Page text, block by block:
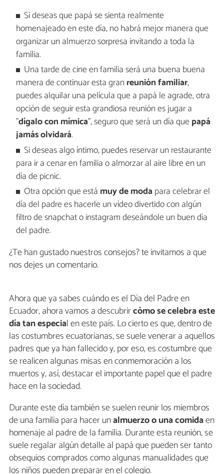
Si deseas que papá se sienta realmente
homenajeadoen este día, no habrá mejor manera que
organizar un almuerzo sorpresa invitando a toda la
familia.
Una tarde de cine en familia será una buena buena
manera de continuar esta gran reunión familiar,
puedes alquilar una película que a papá le agrade, otra
opción de seguir esta grandiosa reunión es jugar a
"dígalo con mímica", seguro que será un día que papá
jamás olvidará.
Si deseas algo íntimo, puedes reservar un restaurante
para ir a cenar en familia o almorzar al aire libre en un
día de picnic.
Otra opción que está muy de moda para celebrar el
día del padre es hacerle un vídeo divertido con algún
filtro de snapchat o instagram deseándole un buen día
del padre.
¿Te han gustado nuestros consejos? te invitamos a que
nos dejes un comentario.
Ahora que ya sabes cuándo es el Día del Padre en
Ecuador, ahora vamos a descubrircómo se celebra este
día tan especial en este país. Lo cierto es que, dentro de
las costumbres ecuatorianas, se suele venerar a aquellos
padres que ya han fallecido y, por eso, es costumbre que
se realicen algunas misas en conmemoración a los
muertos y, así, destacar el importante papel que el padre
hace en la sociedad.
Durante este día también se suelen reunir los miembros
de una familia para hacer unalmuerzo o una comidaen
homenaje al padre de la familia. Durante esta reunión, se
suele regalar algún detalle al papá que pueden ser tanto
obsequios comprados como algunas manualidades que
los niños pueden preparar en el colegio.